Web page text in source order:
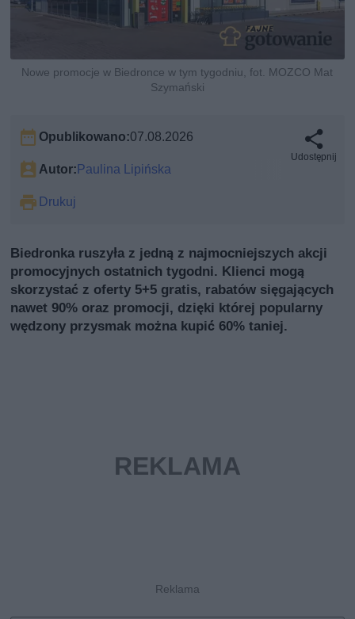
Nowe promocje w Biedronce w tym tygodniu, fot. MOZCO Mat
Szymański
Opublikowano:07.08.2026
Autor: Paulina Lipińska
Drukuj
Udostępnij
Biedronka ruszyła z jedną z najmocniejszych akcji
promocyjnych ostatnich tygodni. Klienci mogą
skorzystać z oferty 5+5 gratis, rabatów sięgających
nawet 90% oraz promocji, dzięki której popularny
wędzony przysmak można kupić 60% taniej.